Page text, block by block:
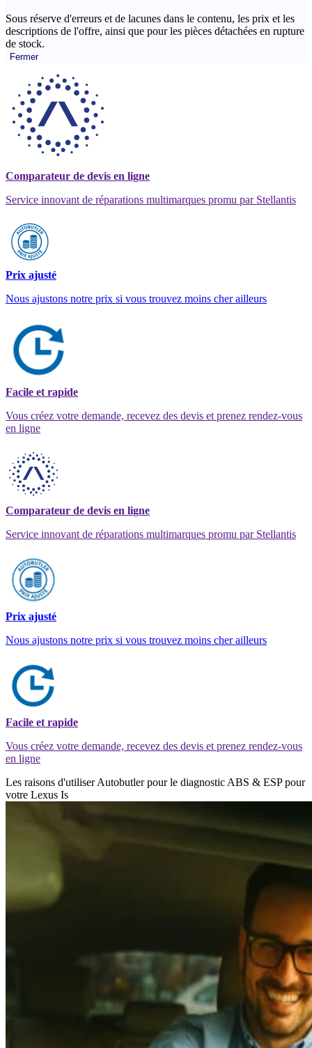
Sous réserve d'erreurs et de lacunes dans le contenu, les prix et les
descriptions de l'offre, ainsi que pour les pièces détachées en rupture
de stock.
Fermer
Comparateur de devis en ligne
Service innovant de réparations multimarques promu par Stellantis
Prix ajusté
Nous ajustons notre prix si vous trouvez moins cher ailleurs
Facile et rapide
Vous créez votre demande, recevez des devis et prenez rendez-vous
en ligne
Comparateur de devis en ligne
Service innovant de réparations multimarques promu par Stellantis
Prix ajusté
Nous ajustons notre prix si vous trouvez moins cher ailleurs
Facile et rapide
Vous créez votre demande, recevez des devis et prenez rendez-vous
en ligne
Les raisons d'utiliser Autobutler pour le diagnostic ABS & ESP pour
votre Lexus Is